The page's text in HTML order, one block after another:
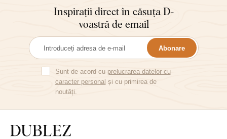
Inspirații direct în căsuța D-
voastră de email
Abonare
Sunt de acord cu prelucrarea datelor cu
caracter personal și cu primirea de
noutăți.